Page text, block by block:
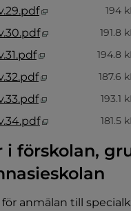
Pdf, 194 kB,
194
Pdf, 191.8 kB,
191.8
Pdf, 194.8 kB,
194.8
Pdf, 187.6 kB,
187.6
Pdf, 193.1 kB,
193.1
Pdf, 181.5 kB,
181.5
i förskolan,
till annan
för anmälan till